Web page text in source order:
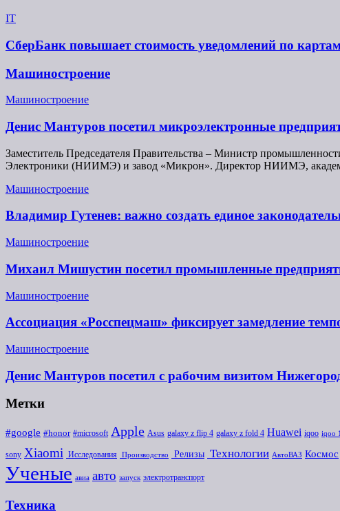
IT
СберБанк повышает стоимость уведомлений по
Машиностроение
Машиностроение
Денис Мантуров посетил микроэлектронные
Заместитель Председателя Правительства – Министр
Электроники (НИИМЭ) и завод «Микрон». Директор НИИМЭ,
Машиностроение
Владимир Гутенев: важно создать единое
Машиностроение
Михаил Мишустин посетил промышленные
Машиностроение
Ассоциация «Росспецмаш» фиксирует замедление
Машиностроение
Денис Мантуров посетил с рабочим визитом
Метки
#google #honor #microsoft Apple Asus galaxy z flip 4 galaxy z fold 4 Huawei iqoo iqoo
sony Xiaomi Исследования Производство Релизы Технологии АвтоВАЗ Космос
Ученые авиа авто запуск электротранспорт
Техника